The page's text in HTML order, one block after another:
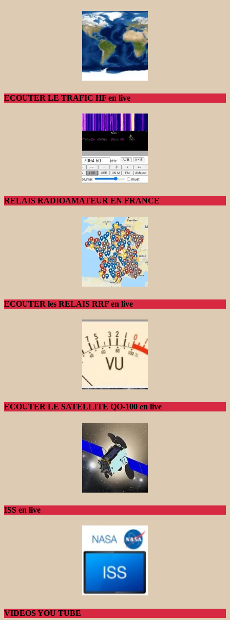
ECOUTER LE TRAFIC HF en live
RELAIS RADIOAMATEUR EN FRANCE
ECOUTER les RELAIS RRF en live
ECOUTER LE SATELLITE QO-100 en live
ISS en live
VIDEOS YOU TUBE